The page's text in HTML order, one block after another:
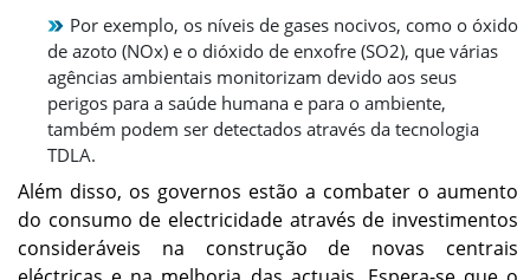
Por exemplo, os níveis de gases nocivos, como o óxido
de azoto (NOx) e o dióxido de enxofre (SO2), que várias
agências ambientais monitorizam devido aos seus
perigos para a saúde humana e para o ambiente,
também podem ser detectados através da tecnologia
TDLA.
Além disso, os governos estão a combater o aumento
do consumo de electricidade através de investimentos
consideráveis ​​na construção de novas centrais